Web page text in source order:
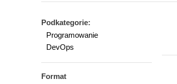
Podkategorie:
Programowanie
DevOps
Format